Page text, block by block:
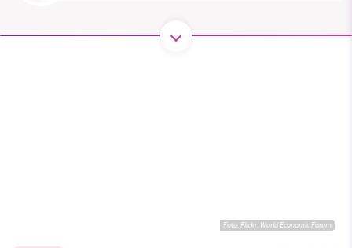
Facebook Instagram BlueSky
Foto:Flickr: World Economic Forum
Stötta vårt arbete genom att swisha en slant till